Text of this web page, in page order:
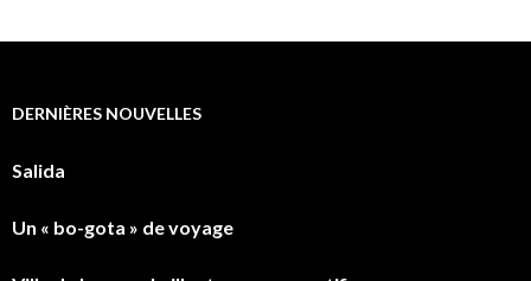
DERNIÈRES NOUVELLES
Salida
Un « bo-gota » de voyage